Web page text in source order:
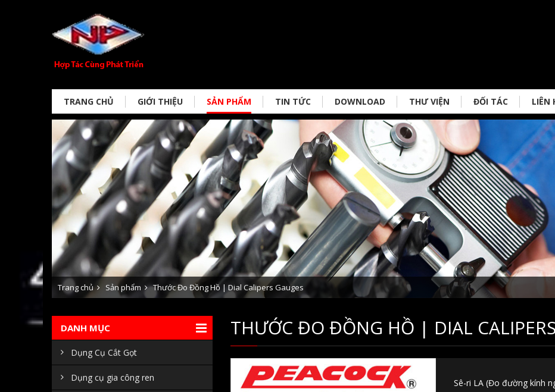
TRANG CHỦ GIỚI THIỆU SẢN PHẨM TIN TỨC DOWNLOAD THƯ VIỆN ĐỐI TÁC LIÊN
Trang chủ Sản phẩm Thước Đo Đồng Hồ | Dial Calipers Gauges
DANH MỤC
Dụng Cụ Cắt Gọt
Dụng cụ gia công ren
THƯỚC ĐO ĐỒNG HỒ | DIAL
Sê-ri LA (Đo đường kính